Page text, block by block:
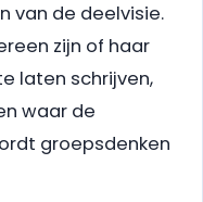
van de deelvisie.
zijn of haar
laten schrijven,
waar de
groepsdenken